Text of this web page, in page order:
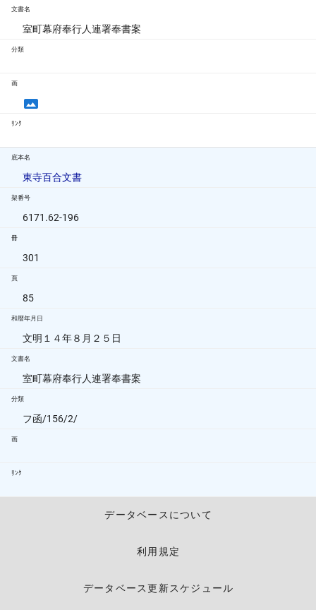
文書名
室町幕府奉行人連署奉書案
分類
画
ﾘﾝｸ
底本名
東寺百合文書
架番号
6171.62-196
冊
301
頁
85
和暦年月日
文明１４年８月２５日
文書名
室町幕府奉行人連署奉書案
分類
フ函/156/2/
画
ﾘﾝｸ
データベースについて
利用規定
データベース更新スケジュール